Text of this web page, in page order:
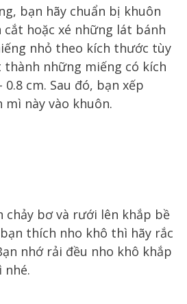
bạn hãy chuẩn bị khuôn
cắt hoặc xé những lát bánh
nhỏ theo kích thước tùy
những miếng có kích
cm. Sau đó, bạn xếp
này vào khuôn.
chảy bơ và rưới lên khắp bề
thích nho khô thì hãy rắc
nhớ rải đều nho khô khắp
nhé.